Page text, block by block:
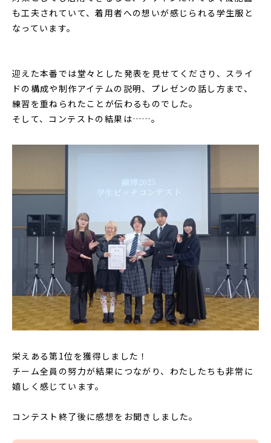
も工夫されていて、着用者への想いが感じられる学生服と
なっています。
迎えた本番では堂々とした発表を見せてくださり、スライ
ドの構成や制作アイテムの説明、プレゼンの話し方まで、
練習を重ねられたことが伝わるものでした。
そして、コンテストの結果は……。
栄えある第1位を獲得しました！
チーム全員の努力が結果につながり、わたしたちも非常に
嬉しく感じています。
コンテスト終了後に感想をお聞きしました。